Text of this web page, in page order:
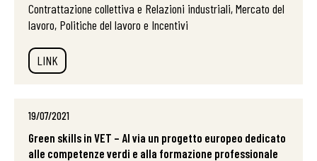
Contrattazione collettiva e Relazioni industriali, Mercato del
lavoro, Politiche del lavoro e Incentivi
LINK
19/07/2021
Green skills in VET – Al via un progetto europeo dedicato
alle competenze verdi e alla formazione professionale